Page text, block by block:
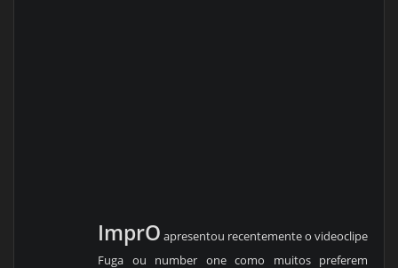
ImprO apresentou recentemente o videoclipe
Fuga ou number one como muitos preferem